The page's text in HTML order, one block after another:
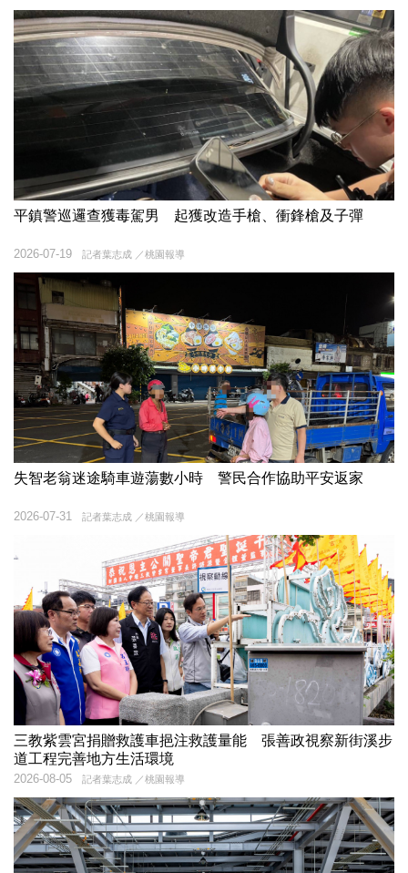
平鎮警巡邏查獲毒駕男 起獲改造手槍、衝鋒槍及子彈
記者葉志成 ／桃園報導
2026-07-19
失智老翁迷途騎車遊蕩數小時 警民合作協助平安返家
記者葉志成 ／桃園報導
2026-07-31
三教紫雲宮捐贈救護車挹注救護量能 張善政視察新街溪步
道工程完善地方生活環境
記者葉志成 ／桃園報導
2026-08-05